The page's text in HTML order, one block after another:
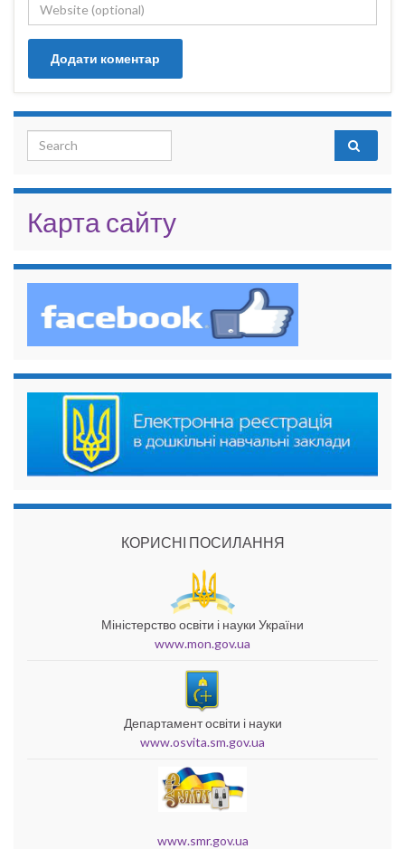
Search for:
Карта сайту
КОРИСНІ ПОСИЛАННЯ
Міністерство освіти і науки України
www.mon.gov.ua
Департамент освіти і науки
www.osvita.sm.gov.ua
www.smr.gov.ua